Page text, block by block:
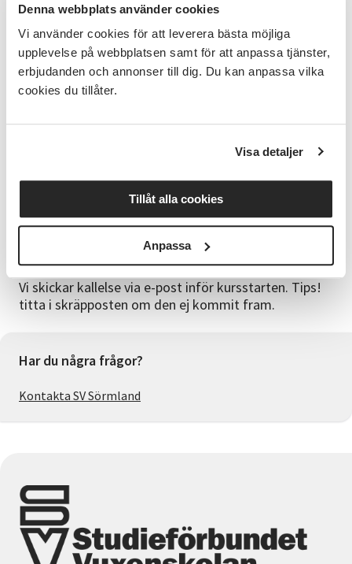
Denna webbplats använder cookies
Vi använder cookies för att leverera bästa möjliga
upplevelse på webbplatsen samt för att anpassa tjänster,
erbjudanden och annonser till dig. Du kan anpassa vilka
cookies du tillåter.
Visa detaljer
Tillåt alla cookies
Anpassa
Dag och tid
Studiecirkeln startar 27 augusti, sen en gång i veckan
i Dansens hus, Rinmansgatan 12. kl. 18.00 - 19.30
Kursledare
linedancekurser och fortbildar sig löpande i
linedanceworkshops i Sverige. Våra kursledare
genomgår SVs pedagogiska grundkurs och erbjuds
kontinuerligt att delta i vårt interna
utbildningsprogram.
Bra att veta
•Du behöver dansskor, ta med vattenflaska också.
Vi skickar kallelse via e-post inför kursstarten. Tips!
titta i skräpposten om den ej kommit fram.
Har du några frågor?
Kontakta SV Sörmland